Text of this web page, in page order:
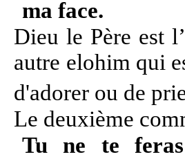
ma face.
Dieu le Père est
autre elohim qui
d'adorer ou de
Le deuxième
Tu ne te